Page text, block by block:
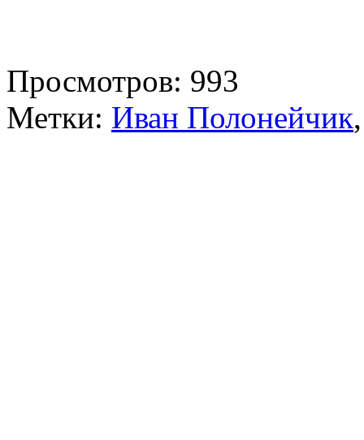
Просмотров: 993
Метки: Иван Полонейчик